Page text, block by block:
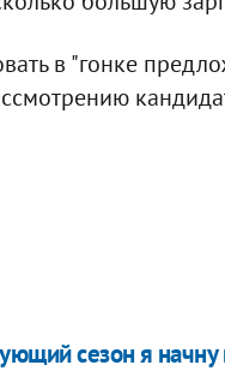
в "гонке
сезон я начну